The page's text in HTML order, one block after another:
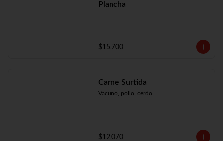
Plancha
$15.700
Carne Surtida
Vacuno, pollo, cerdo
$12.070